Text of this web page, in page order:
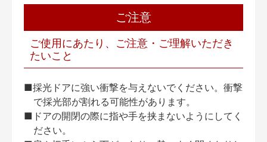
ご注意
ご使用にあたり、ご注意・ご理解いただき
たいこと
■採光ドアに強い衝撃を与えないでください。衝撃
で採光部が割れる可能性があります。
■ドアの開閉の際に指や手を挟まないようにしてく
ださい。